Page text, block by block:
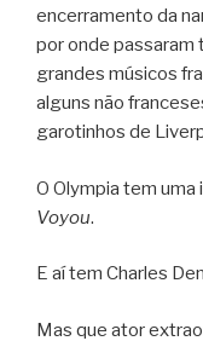
encerramento da
por onde
grandes músicos
alguns não
garotinhos de
O Olympia tem
Voyou.
E aí tem Charles
Mas que ator